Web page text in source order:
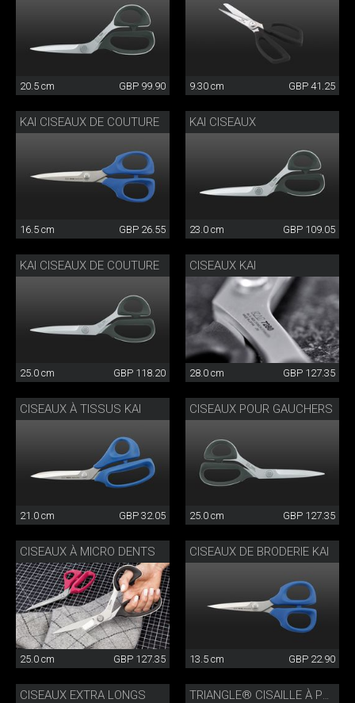
20.5 cm GBP 99.90 9.30 cm GBP 41.25
KAI CISEAUX DE COUTURE
16.5 cm GBP 26.55
KAI CISEAUX
23.0 cm GBP 109.05
KAI CISEAUX DE COUTURE
25.0 cm GBP 118.20
CISEAUX KAI
28.0 cm GBP 127.35
CISEAUX À TISSUS KAI
21.0 cm GBP 32.05
CISEAUX POUR GAUCHERS
25.0 cm GBP 127.35
CISEAUX À MICRO DENTS
25.0 cm GBP 127.35
CISEAUX DE BRODERIE KAI
13.5 cm GBP 22.90
CISEAUX EXTRA LONGS